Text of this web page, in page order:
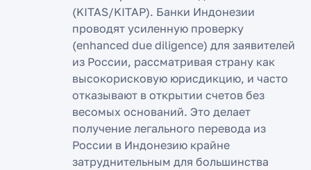
(KITAS/KITAP). Банки Индонезии
проводят усиленную проверку
(enhanced due diligence) для заявителей
из России, рассматривая страну как
высокорисковую юрисдикцию, и часто
отказывают в открытии счетов без
весомых оснований. Это делает
получение легального перевода из
России в Индонезию крайне
затруднительным для большинства